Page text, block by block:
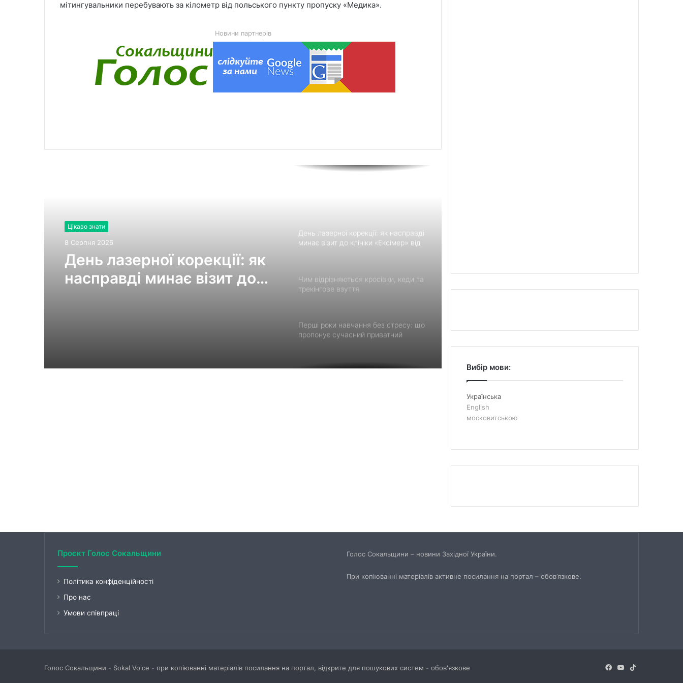
мітингувальники перебувають за кілометр від польського пункту пропуску «Медика».
Новини партнерів
Цікаво знати
8 Серпня 2026
День лазерної корекції: як
насправді минає візит до
Чим відрізняються кросівки, кеди та
трекінгове взуття
Перші роки навчання без стресу: що
пропонує сучасний приватний
дитячий садок у Чернівцях
Украшения для пасхальных яиц:
ключ»: ТОП-7 форматів послуг
День лазерної корекції: як насправді
минає візит до клініки «Ексімер» від
Чим відрізняються кросівки, кеди та
трекінгове взуття
Перші роки навчання без стресу: що
пропонує сучасний приватний
Украшения для пасхальных яиц:
Чим відрізняються кросівки, кеди та
праздничного оформления
Вибір мови:
Українська
English
московитською
Проєкт Голос Сокальщини
Політика конфіденційності
Про нас
Умови співпраці
Голос Сокальщини – новини Західної України.
При копіюванні матеріалів активне посилання на портал – обов’язкове.
Голос Сокальщини - Sokal Voice - при копіюванні матеріалів посилання на портал, відкрите для пошукових систем - обов'язкове Facebook
YouTube
TikTok